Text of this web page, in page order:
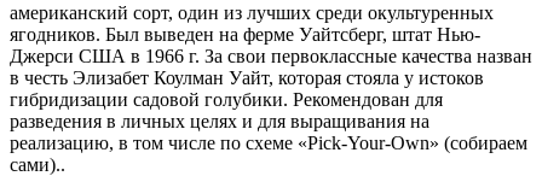
американский сорт, один из лучших среди окультуренных
ягодников. Был выведен на ферме Уайтсберг, штат Нью-
Джерси США в 1966 г. За свои первоклассные качества назван
в честь Элизабет Коулман Уайт, которая стояла у истоков
гибридизации садовой голубики. Рекомендован для
разведения в личных целях и для выращивания на
реализацию, в том числе по схеме «Pick-Your-Own» (собираем
сами)..